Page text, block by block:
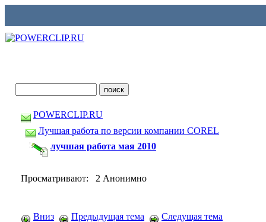
POWERCLIP.RU
Лучшая работа по версии компании COREL
лучшая работа мая 2010
Просматривают: 2 Анонимно
Вниз Предыдущая тема Следущая тема